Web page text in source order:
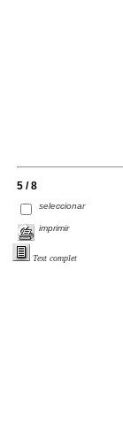
5 / 8
seleccionar
imprimir
Text complet